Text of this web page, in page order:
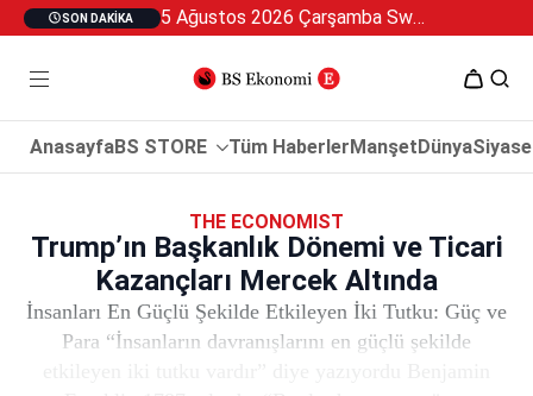
SON DAKIKA 5 Ağustos 2026 Çarşamba Swan Özel 2
AnasayfaBS STORE Tüm HaberlerManşetDünya
THE ECONOMIST
Trump’ın Başkanlık Dönemi ve Ticari
Kazançları Mercek Altında
İnsanları En Güçlü Şekilde Etkileyen İki Tutku: Güç ve
Para “İnsanların davranışlarını en güçlü şekilde